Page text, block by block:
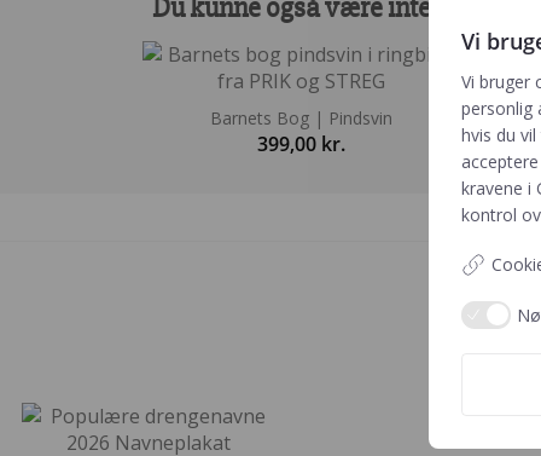
Du kunne også være interesseret
Barnets Bog | Pindsvin
399,00 kr.
Vi
Vi bruger
personlig
hvis du
kravene i
kontrol